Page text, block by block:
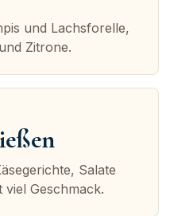
und Lachsforelle,
Zitrone.
Salate
Geschmack.